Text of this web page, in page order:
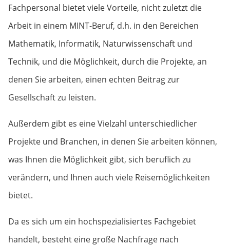
Fachpersonal bietet viele Vorteile, nicht zuletzt die
Arbeit in einem MINT-Beruf, d.h. in den Bereichen
Mathematik, Informatik, Naturwissenschaft und
Technik, und die Möglichkeit, durch die Projekte, an
denen Sie arbeiten, einen echten Beitrag zur
Gesellschaft zu leisten.
Außerdem gibt es eine Vielzahl unterschiedlicher
Projekte und Branchen, in denen Sie arbeiten können,
was Ihnen die Möglichkeit gibt, sich beruflich zu
verändern, und Ihnen auch viele Reisemöglichkeiten
bietet.
Da es sich um ein hochspezialisiertes Fachgebiet
handelt, besteht eine große Nachfrage nach